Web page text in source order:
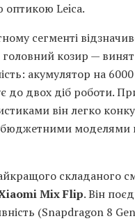
оптикою Leica.
сегменті
головний козир —
акумулятор на
до двох діб роботи.
він легко
моделями
складаного
Mix Flip. Він
(Snapdragon 8